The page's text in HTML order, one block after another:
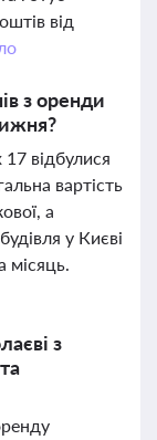
від
з оренди
відбулися
вартість
а
у Києві
місяць.
з